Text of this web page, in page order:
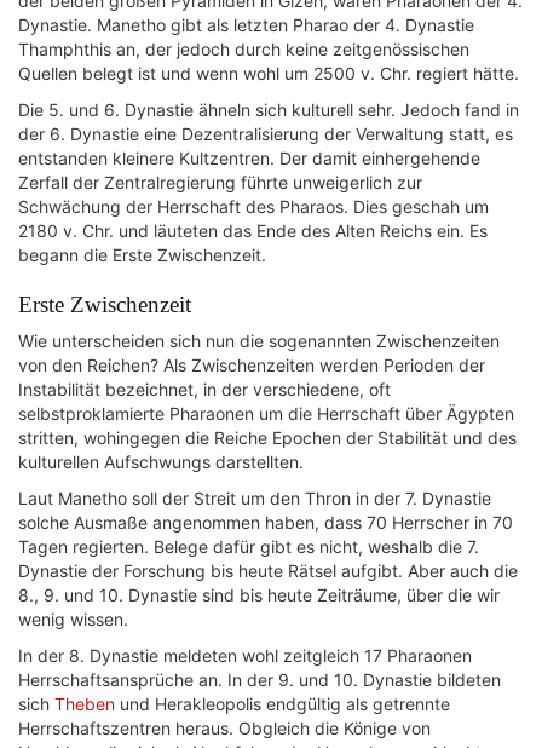
Dynastie. Manetho gibt als letzten Pharao der 4. Dynastie
Thamphthis an, der jedoch durch keine zeitgenössischen
Quellen belegt ist und wenn wohl um 2500 v. Chr. regiert hätte.
Die 5. und 6. Dynastie ähneln sich kulturell sehr. Jedoch fand in
der 6. Dynastie eine Dezentralisierung der Verwaltung statt, es
entstanden kleinere Kultzentren. Der damit einhergehende
Zerfall der Zentralregierung führte unweigerlich zur
Schwächung der Herrschaft des Pharaos. Dies geschah um
2180 v. Chr. und läuteten das Ende des Alten Reichs ein. Es
begann die Erste Zwischenzeit.
Erste Zwischenzeit
Wie unterscheiden sich nun die sogenannten Zwischenzeiten
von den Reichen? Als Zwischenzeiten werden Perioden der
Instabilität bezeichnet, in der verschiedene, oft
selbstproklamierte Pharaonen um die Herrschaft über Ägypten
stritten, wohingegen die Reiche Epochen der Stabilität und des
kulturellen Aufschwungs darstellten.
Laut Manetho soll der Streit um den Thron in der 7. Dynastie
solche Ausmaße angenommen haben, dass 70 Herrscher in 70
Tagen regierten. Belege dafür gibt es nicht, weshalb die 7.
Dynastie der Forschung bis heute Rätsel aufgibt. Aber auch die
8., 9. und 10. Dynastie sind bis heute Zeiträume, über die wir
wenig wissen.
In der 8. Dynastie meldeten wohl zeitgleich 17 Pharaonen
Herrschaftsansprüche an. In der 9. und 10. Dynastie bildeten
sich Theben und Herakleopolis endgültig als getrennte
Herrschaftszentren heraus. Obgleich die Könige von